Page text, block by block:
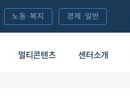
멀티콘텐츠 센터소개
노동·복지 경제·일반